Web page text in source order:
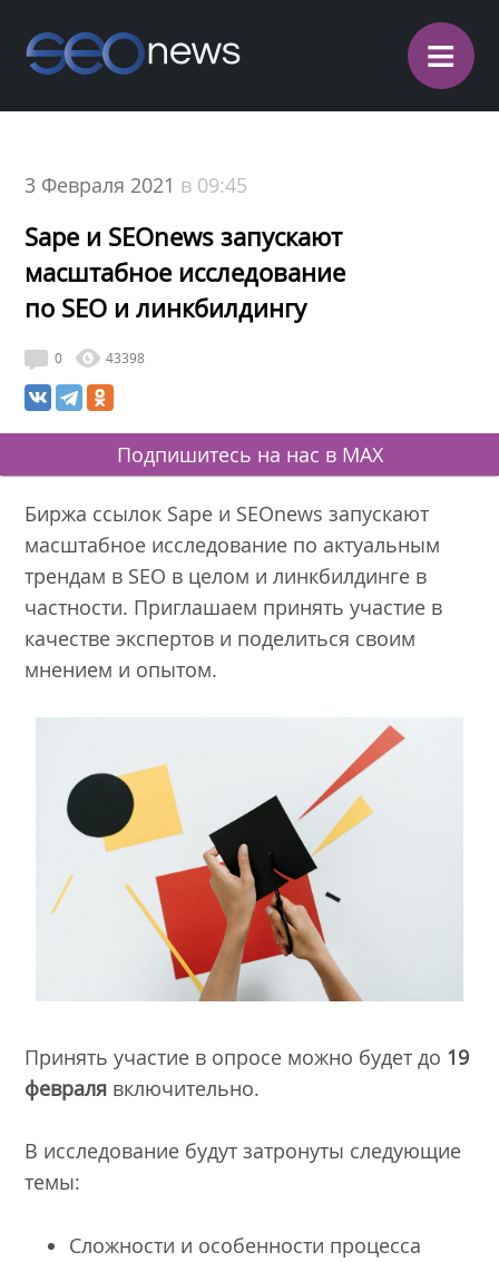
≡
3 Февраля 2021 в 09:45
Sape и SEOnews запускают
масштабное исследование
по SEO и линкбилдингу
0 43398
Подпишитесь на нас в MAX
Биржа ссылок Sape и SEOnews запускают
масштабное исследование по актуальным
трендам в SEO в целом и линкбилдинге в
частности. Приглашаем принять участие в
качестве экспертов и поделиться своим
мнением и опытом.
Принять участие в опросе можно будет до 19
февраля включительно.
В исследование будут затронуты следующие
темы:
Сложности и особенности процесса